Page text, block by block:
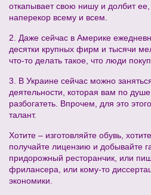
откапывает свою нишу и долбит ее,
наперекор всему и всем.
2. Даже сейчас в Америке
десятки крупных фирм и тысячи
что-то делать такое, что люди
3. В Украине сейчас можно
деятельности, которая вам по
разбогатеть. Впрочем, для это
талант.
Хотите – изготовляйте обувь,
получайте лицензию и добывайте
придорожный ресторанчик, или
фрилансера, или кому-то
экономики.